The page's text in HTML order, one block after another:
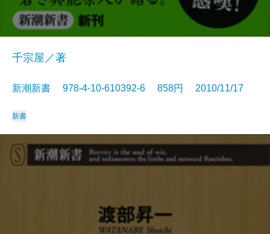
千宗屋／著
新潮新書 978-4-10-610392-6 858円 2010/11/17
新書